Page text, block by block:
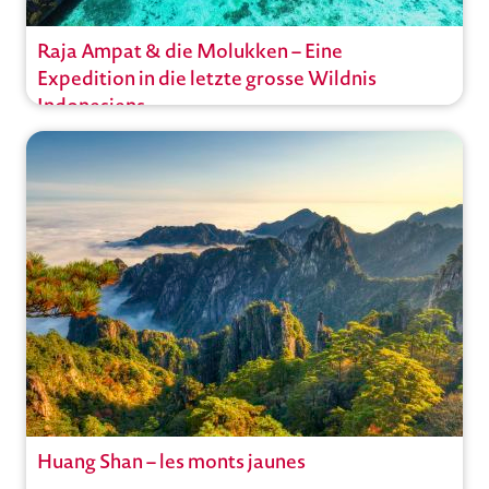
Circuit
Raja Ampat & die Molukken – Eine
Expedition in die letzte grosse Wildnis
Indonesiens
Voyages d'aventure Voyages actifs
Superior
Circuits en groupe avec guide
Voyages à thème
Voyages sur l'eau
Indonésie
,Sorong
Ouvrir
Circuit
Huang Shan – les monts jaunes